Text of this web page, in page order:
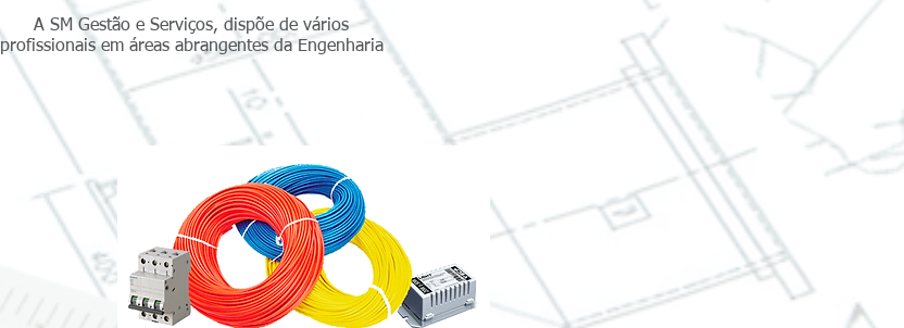
A SM Gestão e Serviços, dispõe de vários
profissionais em áreas abrangentes da Engenharia